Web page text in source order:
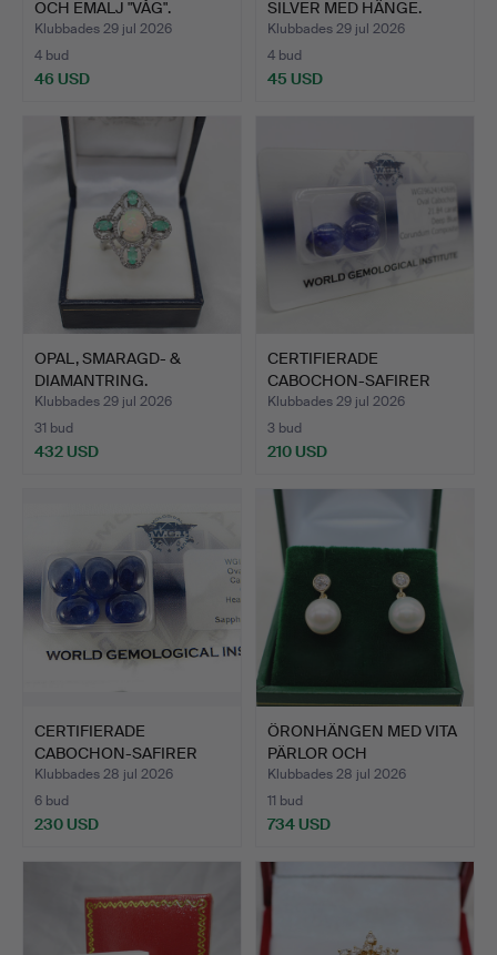
OCH EMALJ "VÅG".
Klubbades 29 jul 2026
4 bud
46 USD
SILVER MED HÄNGE.
Klubbades 29 jul 2026
4 bud
45 USD
OPAL, SMARAGD- &
DIAMANTRING.
Klubbades 29 jul 2026
31 bud
432 USD
CERTIFIERADE
CABOCHON-SAFIRER
21,84 KT.
Klubbades 29 jul 2026
3 bud
210 USD
CERTIFIERADE
CABOCHON-SAFIRER
25,96 CT.
Klubbades 28 jul 2026
6 bud
230 USD
ÖRONHÄNGEN MED VITA
PÄRLOR OCH
DIAMANTER.
Klubbades 28 jul 2026
11 bud
734 USD